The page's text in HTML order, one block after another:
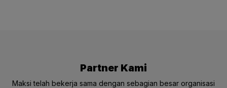
Partner Kami
Maksi telah bekerja sama dengan sebagian besar organisasi